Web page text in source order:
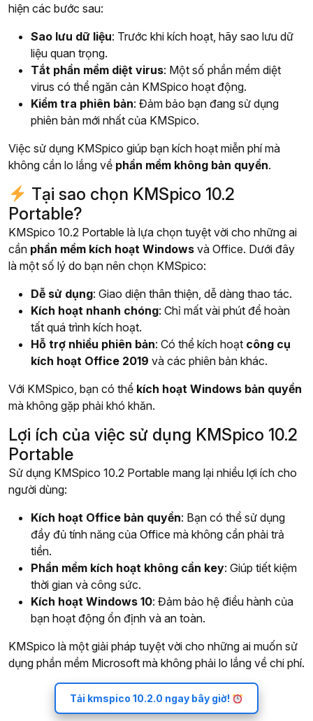
hiện các bước sau:
Sao lưu dữ liệu: Trước khi kích hoạt, hãy sao lưu dữ
liệu quan trọng.
Tắt phần mềm diệt virus: Một số phần mềm diệt
virus có thể ngăn cản KMSpico hoạt động.
Kiểm tra phiên bản: Đảm bảo bạn đang sử dụng
phiên bản mới nhất của KMSpico.
Việc sử dụng KMSpico giúp bạn kích hoạt miễn phí mà
không cần lo lắng về phần mềm không bản quyền.
Tại sao chọn KMSpico 10.2
Portable?
KMSpico 10.2 Portable là lựa chọn tuyệt vời cho những ai
cần phần mềm kích hoạt Windows và Office. Dưới đây
là một số lý do bạn nên chọn KMSpico:
Dễ sử dụng: Giao diện thân thiện, dễ dàng thao tác.
Kích hoạt nhanh chóng: Chỉ mất vài phút để hoàn
tất quá trình kích hoạt.
Hỗ trợ nhiều phiên bản: Có thể kích hoạt công cụ
kích hoạt Office 2019 và các phiên bản khác.
Với KMSpico, bạn có thể kích hoạt Windows bản quyền
mà không gặp phải khó khăn.
Lợi ích của việc sử dụng KMSpico 10.2
Portable
Sử dụng KMSpico 10.2 Portable mang lại nhiều lợi ích cho
người dùng:
Kích hoạt Office bản quyền: Bạn có thể sử dụng
đầy đủ tính năng của Office mà không cần phải trả
tiền.
Phần mềm kích hoạt không cần key: Giúp tiết kiệm
thời gian và công sức.
Kích hoạt Windows 10: Đảm bảo hệ điều hành của
bạn hoạt động ổn định và an toàn.
KMSpico là một giải pháp tuyệt vời cho những ai muốn sử
dụng phần mềm Microsoft mà không phải lo lắng về chi phí.
Tải kmspico 10.2.0 ngay bây giờ!